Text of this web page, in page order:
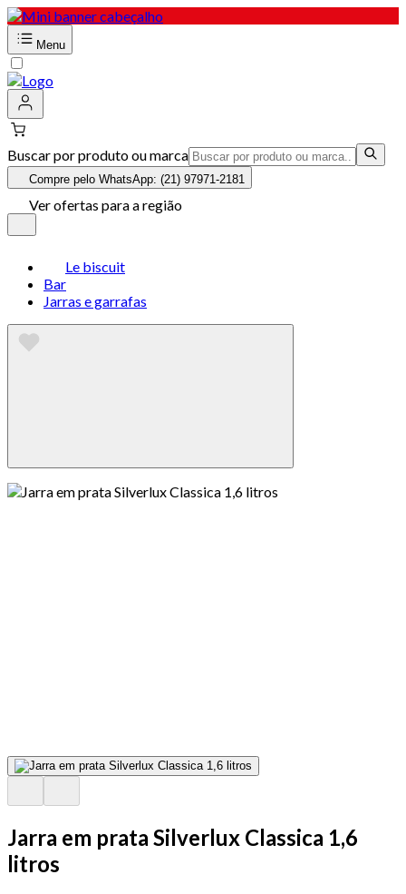
Menu
Buscar por produto ou marca
Compre pelo WhatsApp: (21) 97971-2181
Ver ofertas para a região
Le biscuit
Bar
Jarras e garrafas
Jarra em prata Silverlux Classica 1,6
litros